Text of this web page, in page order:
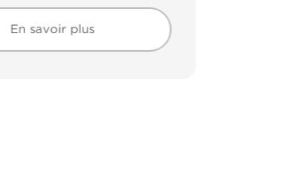
En savoir plus